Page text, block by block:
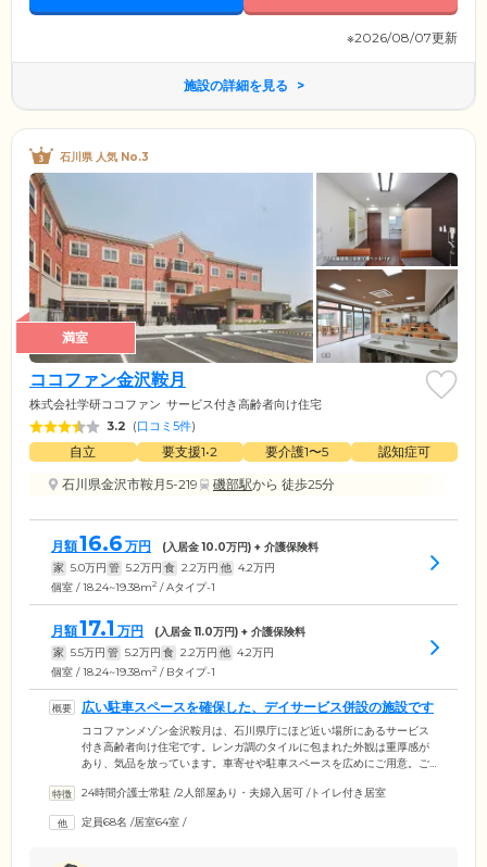
※2026/08/07更新
施設の詳細を見る
石川県 人気 No.3
満室
ココファン金沢鞍月
株式会社学研ココファン サービス付き高齢者向け住宅
3.2 (口コミ5件)
自立 要支援1•2 要介護1〜5
認知症可
石川県金沢市鞍月5-219
磯部駅から 徒歩25分
月額16.6 万円 (入居金10.0万円) + 介護保険料
家 5.0万円 管 5.2万円 食 2.2万円 他 4.2万円
個室 / 18.24~19.38m2 / Aタイプ-1
月額17.1 万円 (入居金11.0万円) + 介護保険料
家 5.5万円 管 5.2万円 食 2.2万円 他 4.2万円
個室 / 18.24~19.38m2 / Bタイプ-1
広い駐車スペースを確保した、デイサービス併設の施設です
ココファンメゾン金沢鞍月は、石川県庁にほど近い場所にあるサービス
付き高齢者向け住宅です。レンガ調のタイルに包まれた外観は重厚感が
あり、気品を放っています。車寄せや駐車スペースを広めにご用意。ご
気。介護スタッフが24時間365日常駐し、ご入居者様への温かく思いやり
トイレ・洗面台・エアコン・ナースコールを完備しています。ミニキッ
24時間介護士常駐 /2人部屋あり・夫婦入居可 /トイレ付き居室
定員68名 /居室64室 /